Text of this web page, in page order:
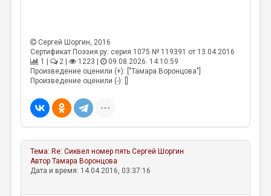
КОЛОНКА РЕДАКТОРА
РЕДКОЛЛЕГИЯ
МАЛАЯ ПРОЗА
ЭССЕИСТИКА
ЛИТЕРАТУРОВЕДЕНИЕ
Сергей Шоргин, 2016
Сертификат Поэзия.ру: серия 1075 № 119391 от 13.04.2016
1 |
2 | 1223 |
09.08.2026. 14:10:59
Произведение оценили (+): ["Тамара Воронцова"]
Произведение оценили (-): []
Тема: Re: Сиквел номер пять Сергей Шоргин
АвторТамара Воронцова
Дата и время: 14.04.2016, 03:37:16